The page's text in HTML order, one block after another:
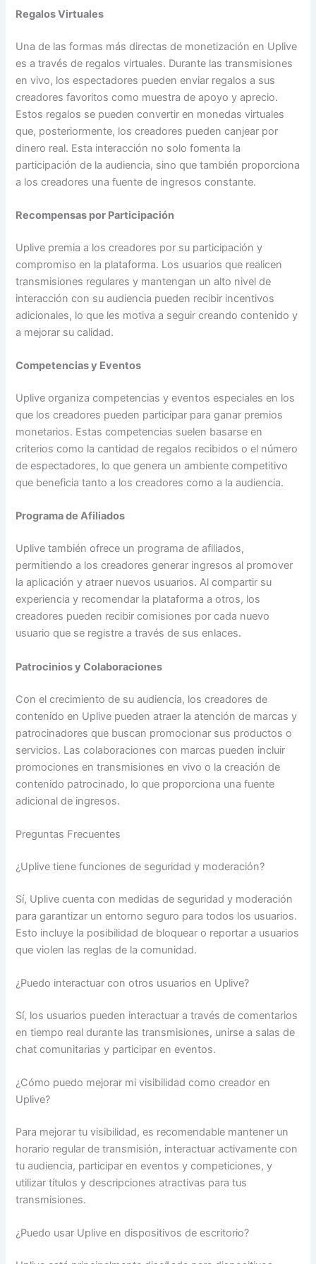
Regalos Virtuales
Una de las formas más directas de monetización en Uplive
es a través de regalos virtuales. Durante las transmisiones
en vivo, los espectadores pueden enviar regalos a sus
creadores favoritos como muestra de apoyo y aprecio.
Estos regalos se pueden convertir en monedas virtuales
que, posteriormente, los creadores pueden canjear por
dinero real. Esta interacción no solo fomenta la
participación de la audiencia, sino que también proporciona
a los creadores una fuente de ingresos constante.
Recompensas por Participación
Uplive premia a los creadores por su participación y
compromiso en la plataforma. Los usuarios que realicen
transmisiones regulares y mantengan un alto nivel de
interacción con su audiencia pueden recibir incentivos
adicionales, lo que les motiva a seguir creando contenido y
a mejorar su calidad.
Competencias y Eventos
Uplive organiza competencias y eventos especiales en los
que los creadores pueden participar para ganar premios
monetarios. Estas competencias suelen basarse en
criterios como la cantidad de regalos recibidos o el número
de espectadores, lo que genera un ambiente competitivo
que beneficia tanto a los creadores como a la audiencia.
Programa de Afiliados
Uplive también ofrece un programa de afiliados,
permitiendo a los creadores generar ingresos al promover
la aplicación y atraer nuevos usuarios. Al compartir su
experiencia y recomendar la plataforma a otros, los
creadores pueden recibir comisiones por cada nuevo
usuario que se registre a través de sus enlaces.
Patrocinios y Colaboraciones
Con el crecimiento de su audiencia, los creadores de
contenido en Uplive pueden atraer la atención de marcas y
patrocinadores que buscan promocionar sus productos o
servicios. Las colaboraciones con marcas pueden incluir
promociones en transmisiones en vivo o la creación de
contenido patrocinado, lo que proporciona una fuente
adicional de ingresos.
Preguntas Frecuentes
¿Uplive tiene funciones de seguridad y moderación?
Sí, Uplive cuenta con medidas de seguridad y moderación
para garantizar un entorno seguro para todos los usuarios.
Esto incluye la posibilidad de bloquear o reportar a usuarios
que violen las reglas de la comunidad.
¿Puedo interactuar con otros usuarios en Uplive?
Sí, los usuarios pueden interactuar a través de comentarios
en tiempo real durante las transmisiones, unirse a salas de
chat comunitarias y participar en eventos.
¿Cómo puedo mejorar mi visibilidad como creador en
Uplive?
Para mejorar tu visibilidad, es recomendable mantener un
horario regular de transmisión, interactuar activamente con
tu audiencia, participar en eventos y competiciones, y
utilizar títulos y descripciones atractivas para tus
transmisiones.
¿Puedo usar Uplive en dispositivos de escritorio?